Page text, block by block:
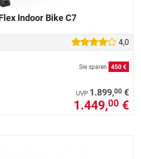
Indoor Bike C7
4,0
Sie sparen 450 €
UVP 1.899,00 €
1.449,00 €